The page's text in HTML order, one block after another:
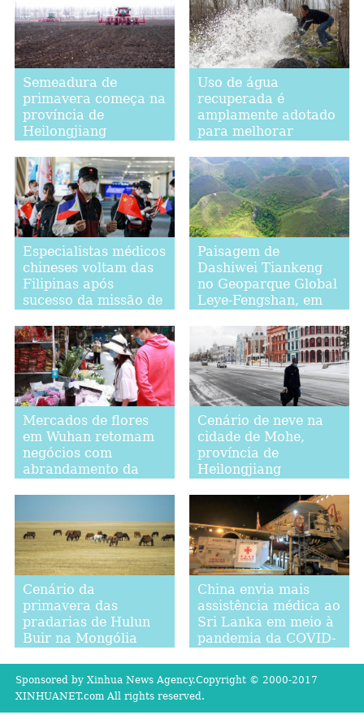
Semeadura de
primavera começa na
província de
Heilongjiang
Uso de água
recuperada é
amplamente adotado
para melhorar
em Xinjiang
Especialistas médicos
chineses voltam das
Filipinas após
sucesso da missão de
Paisagem de
Dashiwei Tiankeng
no Geoparque Global
Leye-Fengshan, em
Mercados de flores
em Wuhan retomam
negócios com
abrandamento da
Cenário de neve na
cidade de Mohe,
província de
Heilongjiang
Cenário da
primavera das
pradarias de Hulun
Buir na Mongólia
China envia mais
assistência médica ao
Sri Lanka em meio à
pandemia da COVID-
Sponsored by Xinhua News Agency.Copyright © 2000-2017
XINHUANET.com All rights reserved.